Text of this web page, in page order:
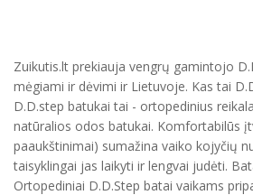
Zuikutis.lt prekiauja vengrų gamintojo
mėgiami ir dėvimi ir Lietuvoje. Kas tai
D.D.step batukai tai - ortopedinius
natūralios odos batukai. Komfortabilūs
paaukštinimai) sumažina vaiko kojyčių
taisyklingai jas laikyti ir lengvai judėti.
Ortopediniai D.D.Step batai vaikams